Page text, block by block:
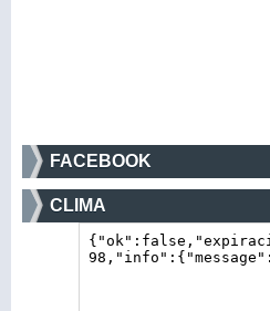
FACEBOOK
CLIMA